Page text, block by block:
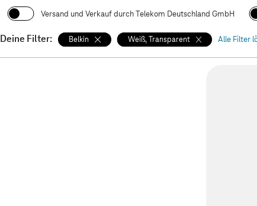
Versand und Verkauf durch Telekom Deutschland GmbH
Deine Filter: Belkin Weiß, Transparent Alle Filter